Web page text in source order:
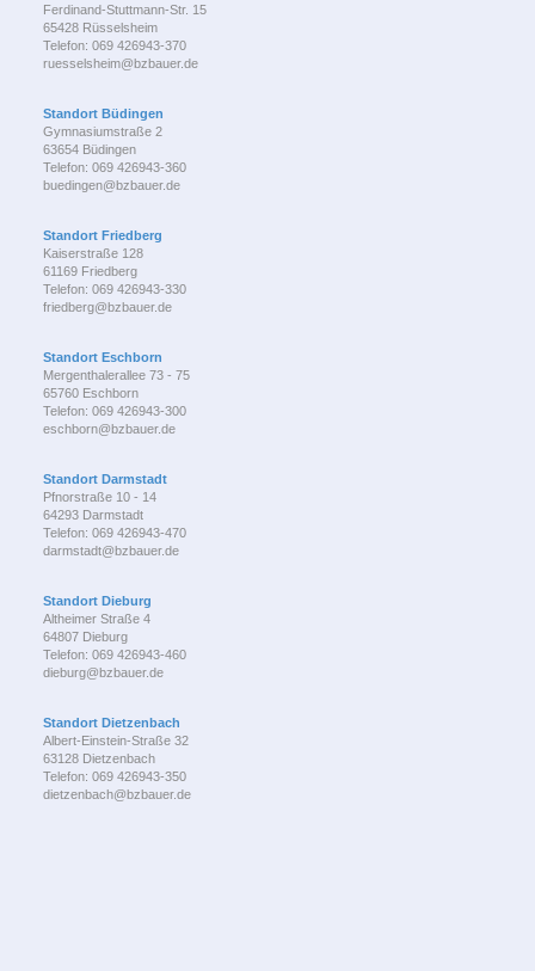
Ferdinand-Stuttmann-Str. 15
65428 Rüsselsheim
Telefon: 069 426943-370
ruesselsheim@bzbauer.de
Standort Büdingen
Gymnasiumstraße 2
63654 Büdingen
Telefon: 069 426943-360
buedingen@bzbauer.de
Standort Friedberg
Kaiserstraße 128
61169 Friedberg
Telefon: 069 426943-330
friedberg@bzbauer.de
Standort Eschborn
Mergenthalerallee 73 - 75
65760 Eschborn
Telefon: 069 426943-300
eschborn@bzbauer.de
Standort Darmstadt
Pfnorstraße 10 - 14
64293 Darmstadt
Telefon: 069 426943-470
darmstadt@bzbauer.de
Standort Dieburg
Altheimer Straße 4
64807 Dieburg
Telefon: 069 426943-460
dieburg@bzbauer.de
Standort Dietzenbach
Albert-Einstein-Straße 32
63128 Dietzenbach
Telefon: 069 426943-350
dietzenbach@bzbauer.de